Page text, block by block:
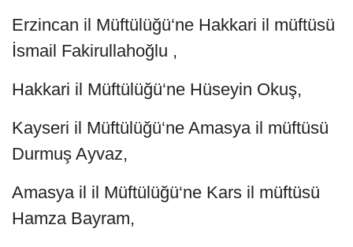
Erzincan il Müftülüğü‘ne Hakkari il müftüsü
İsmail Fakirullahoğlu ,
Hakkari il Müftülüğü‘ne Hüseyin Okuş,
Kayseri il Müftülüğü‘ne Amasya il müftüsü
Durmuş Ayvaz,
Amasya il il Müftülüğü‘ne Kars il müftüsü
Hamza Bayram,